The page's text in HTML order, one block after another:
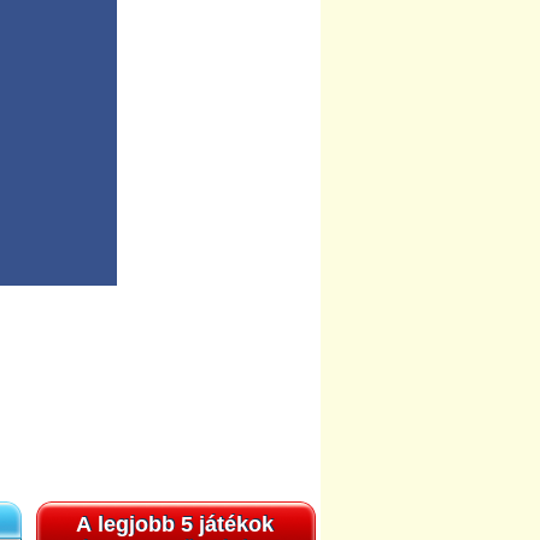
A legjobb 5 játékok
A legjobb 5 játékok